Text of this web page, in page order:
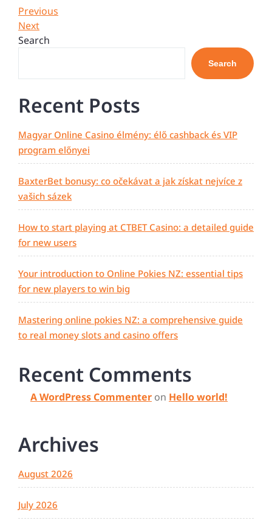
Post
navigation
Previous
Post
Previous
Next
Post
Next
Search
Search
Recent Posts
Magyar Online Casino élmény: élő cashback és VIP
program előnyei
BaxterBet bonusy: co očekávat a jak získat nejvíce z
vašich sázek
How to start playing at CTBET Casino: a detailed guide
for new users
Your introduction to Online Pokies NZ: essential tips
for new players to win big
Mastering online pokies NZ: a comprehensive guide
to real money slots and casino offers
Recent Comments
A WordPress Commenter on Hello world!
Archives
August 2026
July 2026